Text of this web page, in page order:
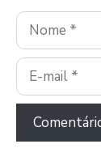
Nome
E-
mail